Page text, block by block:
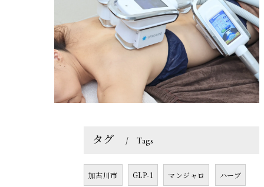
タグ Tags
加古川市 GLP-1 マンジャロ ハーブ